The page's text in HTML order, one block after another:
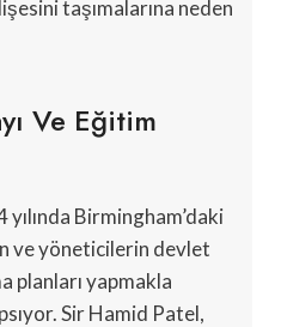
taşımalarına neden
Ve Eğitim
Birmingham’daki
ve yöneticilerin devlet
planları yapmakla
Sir Hamid Patel,